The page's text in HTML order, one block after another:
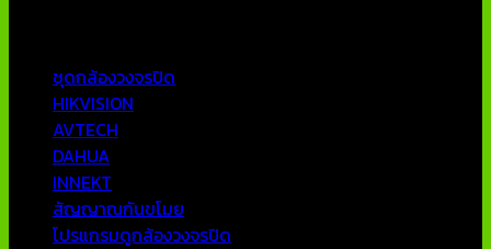
ชุดกล้องวงจรปิด
HIKVISION
AVTECH
DAHUA
INNEKT
สัญญาณกันขโมย
โปรแกรมดูกล้องวงจรปิด